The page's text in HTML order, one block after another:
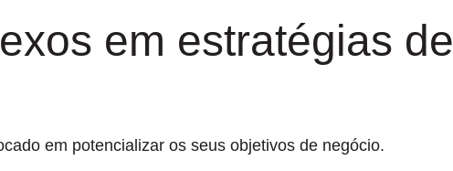
em estratégias de
em potencializar os seus objetivos de negócio.